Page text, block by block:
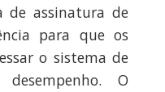
de assinatura de
para que os
o sistema de
O